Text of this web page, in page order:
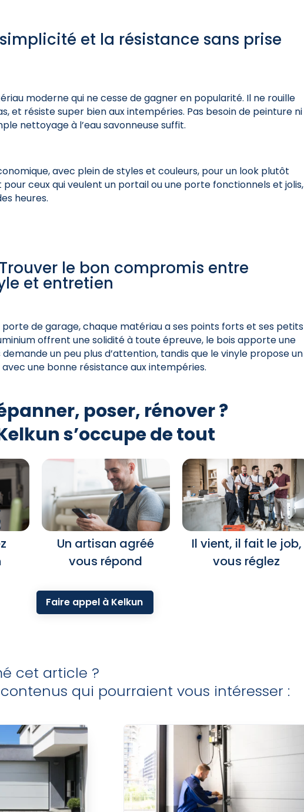
simplicité et la résistance sans prise
moderne qui ne cesse de gagner en popularité. Il ne rouille
et résiste super bien aux intempéries. Pas besoin de peinture ni
nettoyage à l’eau savonneuse suffit.
avec plein de styles et couleurs, pour un look plutôt
ceux qui veulent un portail ou une porte fonctionnels et jolis,
heures.
le bon compromis entre
et entretien
porte de garage, chaque matériau a ses points forts et ses petits
offrent une solidité à toute épreuve, le bois apporte une
un peu plus d’attention, tandis que le vinyle propose un
une bonne résistance aux intempéries.
poser, rénover ?
s’occupe de tout
Un artisan agréé
vous répond
Il vient, il fait le job,
vous réglez
Faire appel à Kelkun
cet article ?
qui pourraient vous intéresser :